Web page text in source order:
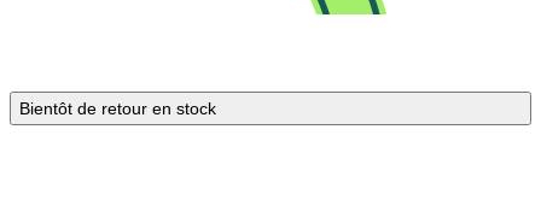
Bientôt de retour en stock